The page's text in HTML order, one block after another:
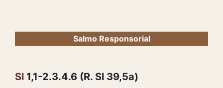
Salmo Responsorial
Sl 1,1-2.3.4.6 (R. Sl 39,5a)